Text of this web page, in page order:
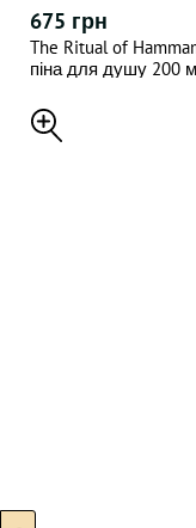
675 грн
The Ritual of
піна для душу 200